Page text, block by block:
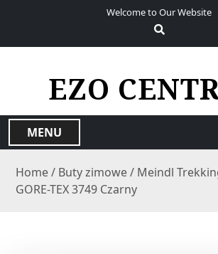
Welcome to Our Website
EZO
MENU
Home/ Buty zimowe/ Meindl
GORE-TEX 3749 Czarny